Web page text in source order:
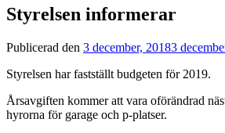
Styrelsen informerar
Publicerad den 3 december, 20183
Styrelsen har fastställt budgeten för 2019.
Årsavgiften kommer att vara oförändrad
hyrorna för garage och p-platser.